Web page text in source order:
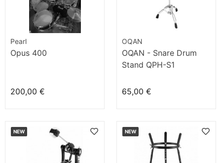
Pearl
Opus 400
200,00 €
OQAN
OQAN - Snare Drum
Stand QPH-S1
65,00 €
NEW NEW